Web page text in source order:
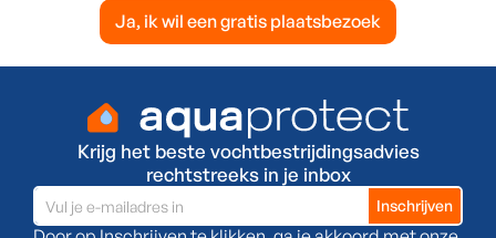
Ja, ik wil een gratis plaatsbezoek
Krijg het beste vochtbestrijdingsadvies
rechtstreeks in je inbox